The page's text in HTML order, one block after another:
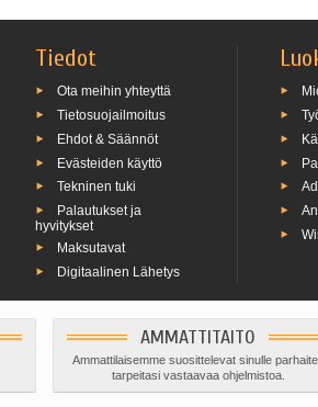
Tiedot
Ota meihin yhteyttä
Tietosuojailmoitus
Ehdot & Säännöt
Evästeiden käyttö
Tekninen tuki
Palautukset ja
hyvitykset
Maksutavat
Digitaalinen Lähetys
AMMATTITAITO
Ammattilaisemme suosittelevat sinulle
tarpeitasi vastaavaa ohjelmistoa.